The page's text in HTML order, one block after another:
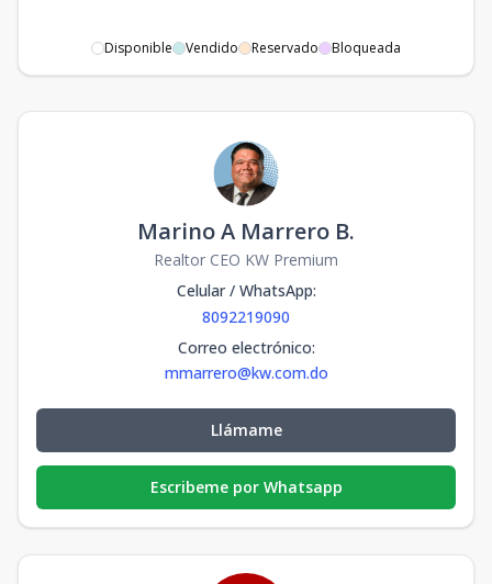
Disponible Vendido Reservado Bloqueada
Marino A Marrero B.
Realtor CEO KW Premium
Celular / WhatsApp:
8092219090
Correo electrónico:
mmarrero@kw.com.do
Llámame
Escribeme por Whatsapp